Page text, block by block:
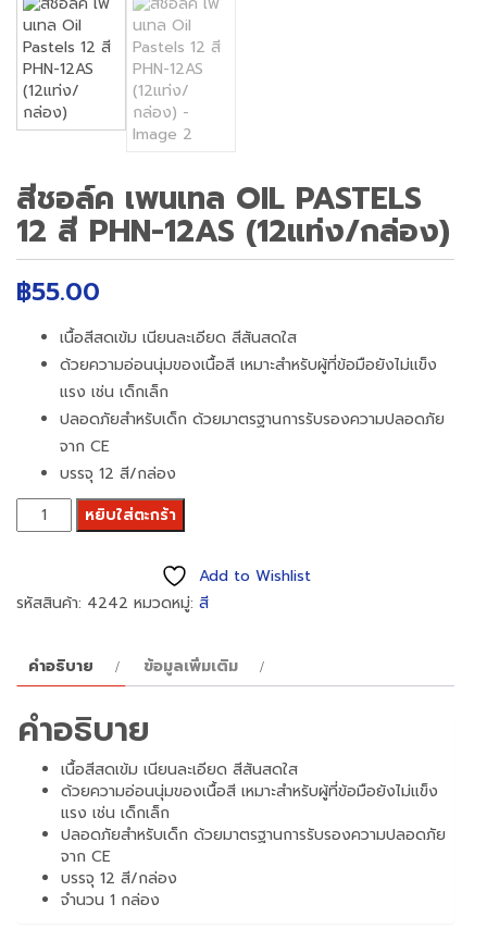
สีชอล์ค เพนเทล OIL PASTELS
12 สี PHN-12AS (12แท่ง/กล่อง)
฿55.00
เนื้อสีสดเข้ม เนียนละเอียด สีสันสดใส
ด้วยความอ่อนนุ่มของเนื้อสี เหมาะสำหรับผู้ที่ข้อมือยังไม่แข็ง
แรง เช่น เด็กเล็ก
ปลอดภัยสำหรับเด็ก ด้วยมาตรฐานการรับรองความปลอดภัย
จาก CE
บรรจุ 12 สี/กล่อง
จำนวน
สี
เพ
Pastels
สี
12AS
(12แท่ง/
กล่อง)
หยิบใส่ตะกร้า
Add to Wishlist
รหัสสินค้า: 4242 หมวดหมู่: สี
คำอธิบาย ข้อมูลเพิ่มเติม
คำอธิบาย
เนื้อสีสดเข้ม เนียนละเอียด สีสันสดใส
ด้วยความอ่อนนุ่มของเนื้อสี เหมาะสำหรับผู้ที่ข้อมือยังไม่แข็ง
แรง เช่น เด็กเล็ก
ปลอดภัยสำหรับเด็ก ด้วยมาตรฐานการรับรองความปลอดภัย
จาก CE
บรรจุ 12 สี/กล่อง
จำนวน 1 กล่อง